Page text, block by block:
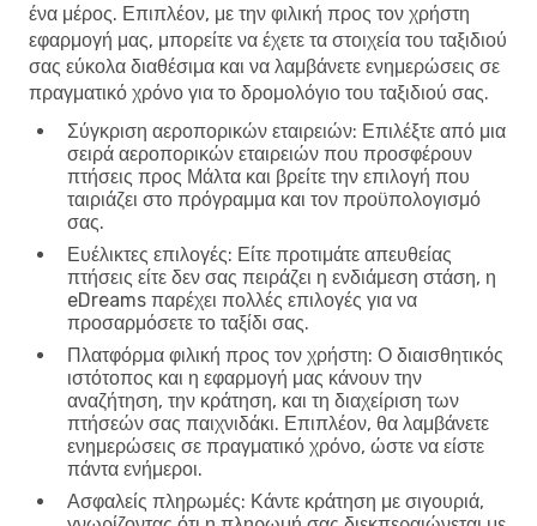
ένα μέρος. Επιπλέον, με την φιλική προς τον χρήστη
εφαρμογή μας, μπορείτε να έχετε τα στοιχεία του ταξιδιού
σας εύκολα διαθέσιμα και να λαμβάνετε ενημερώσεις σε
πραγματικό χρόνο για το δρομολόγιο του ταξιδιού σας.
Σύγκριση αεροπορικών εταιρειών: Επιλέξτε από μια
σειρά αεροπορικών εταιρειών που προσφέρουν
πτήσεις προς Μάλτα και βρείτε την επιλογή που
ταιριάζει στο πρόγραμμα και τον προϋπολογισμό
σας.
Ευέλικτες επιλογές: Είτε προτιμάτε απευθείας
πτήσεις είτε δεν σας πειράζει η ενδιάμεση στάση, η
eDreams παρέχει πολλές επιλογές για να
προσαρμόσετε το ταξίδι σας.
Πλατφόρμα φιλική προς τον χρήστη: Ο διαισθητικός
ιστότοπος και η εφαρμογή μας κάνουν την
αναζήτηση, την κράτηση, και τη διαχείριση των
πτήσεών σας παιχνιδάκι. Επιπλέον, θα λαμβάνετε
ενημερώσεις σε πραγματικό χρόνο, ώστε να είστε
πάντα ενήμεροι.
Ασφαλείς πληρωμές: Κάντε κράτηση με σιγουριά,